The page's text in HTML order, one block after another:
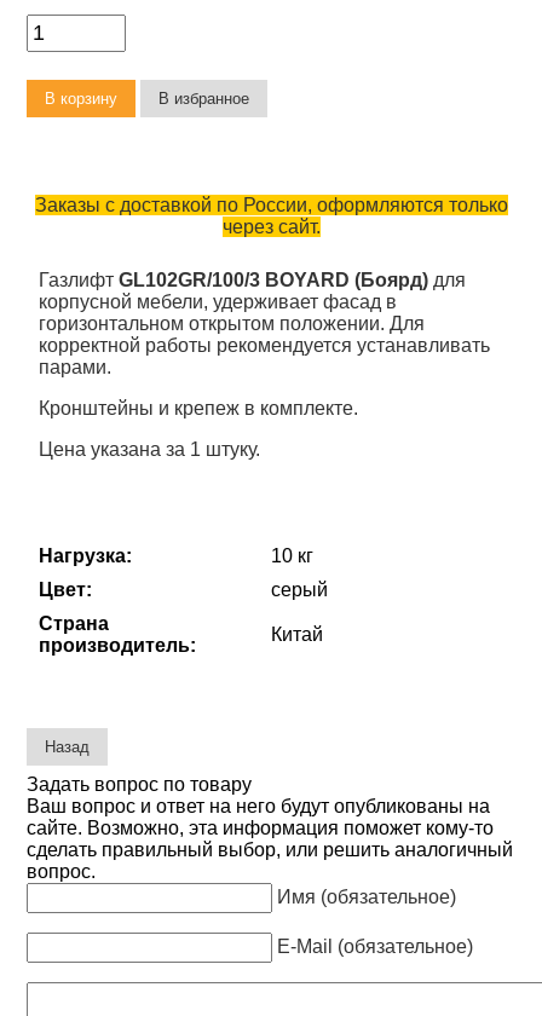
Заказы с доставкой по России, оформляются только
через сайт.
ГазлифтGL102GR/100/3 BOYARD (Боярд) для
корпусной мебели, удерживает фасад в
горизонтальном открытом положении. Для
корректной работы рекомендуется устанавливать
парами.
Кронштейны и крепеж в комплекте.
Цена указана за 1 штуку.
Нагрузка:
10 кг
Цвет:
серый
Страна
производитель:
Китай
Задать вопрос по товару
Ваш вопрос и ответ на него будут опубликованы на
сайте. Возможно, эта информация поможет кому-то
сделать правильный выбор, или решить аналогичный
вопрос.
Имя (обязательное)
E-Mail (обязательное)